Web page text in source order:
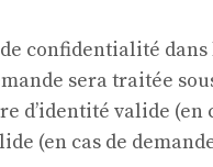
confidentialité
sera traitée
d’identité valide
(en cas de